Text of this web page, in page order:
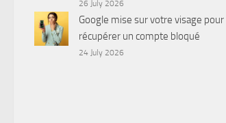
26 July 2026
Google mise sur votre visage pour
récupérer un compte bloqué
24 July 2026